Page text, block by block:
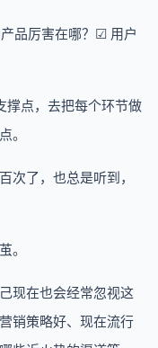
品厉害在哪？☑ 用户
撑点，去把每个环节做
。
次了，也总是听到，
。
现在也会经常忽视这
销策略好、现在流行